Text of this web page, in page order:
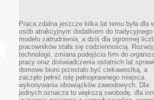
Praca zdalna jeszcze kilka lat temu była dla
osób atrakcyjnym dodatkiem do tradycyjnego
modelu zatrudnienia, a dziś dla ogromnej
pracowników stała się codziennością. Rozwój
technologii, zmiana podejścia firm do
pracy oraz doświadczenia ostatnich lat
domowe biuro przestało być ciekawostką, a
zaczęło pełnić rolę pełnoprawnego miejsca
wykonywania obowiązków zawodowych. Dla
jednych oznacza to większą swobodę, dla